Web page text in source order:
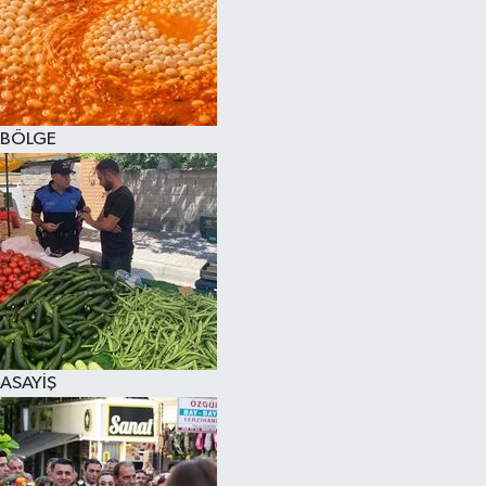
BÖLGE
ASAYİŞ